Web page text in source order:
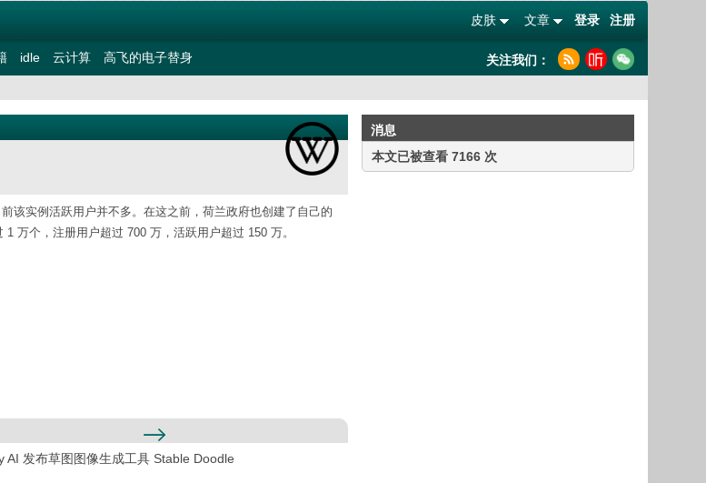
登录 注册
文章
皮肤
idle 云计算 高飞的电子替身 关注我们：
消息
本文已被查看 7166 次
该实例活跃用户并不多。在这之前，荷兰政府也创建了自己的
万个，注册用户超过 700 万，活跃用户超过 150 万。
AI 发布草图图像生成工具 Stable Doodle